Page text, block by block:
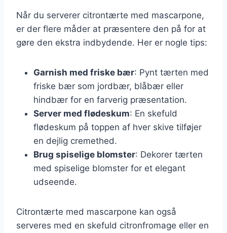
Når du serverer citrontærte med mascarpone,
er der flere måder at præsentere den på for at
gøre den ekstra indbydende. Her er nogle tips:
Garnish med friske bær: Pynt tærten med
friske bær som jordbær, blåbær eller
hindbær for en farverig præsentation.
Server med flødeskum: En skefuld
flødeskum på toppen af hver skive tilføjer
en dejlig cremethed.
Brug spiselige blomster: Dekorer tærten
med spiselige blomster for et elegant
udseende.
Citrontærte med mascarpone kan også
serveres med en skefuld citronfromage eller en